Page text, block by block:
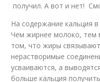
получил. А вот и нет!
На содержание кальция
Чем жирнее молоко, тем
том, что жиры
нерастворимые
усваиваются, а
больше кальция